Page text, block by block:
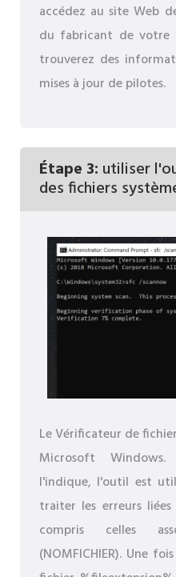
accédez au site Web
du fabricant de votre
trouverez des
mises à jour de pilotes.
Étape 3: utiliser
des fichiers
Le Vérificateur de
Microsoft
l'indique, l'outil est
traiter les erreurs
compris celles
(NOMFICHIER). Une